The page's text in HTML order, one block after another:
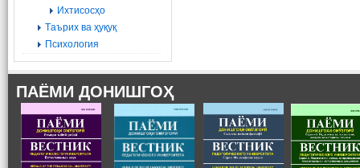
Ихтисосҳо
Tаърих ва ҳуқуқ
Психология
ПАЁМИ ДОНИШГОҲ